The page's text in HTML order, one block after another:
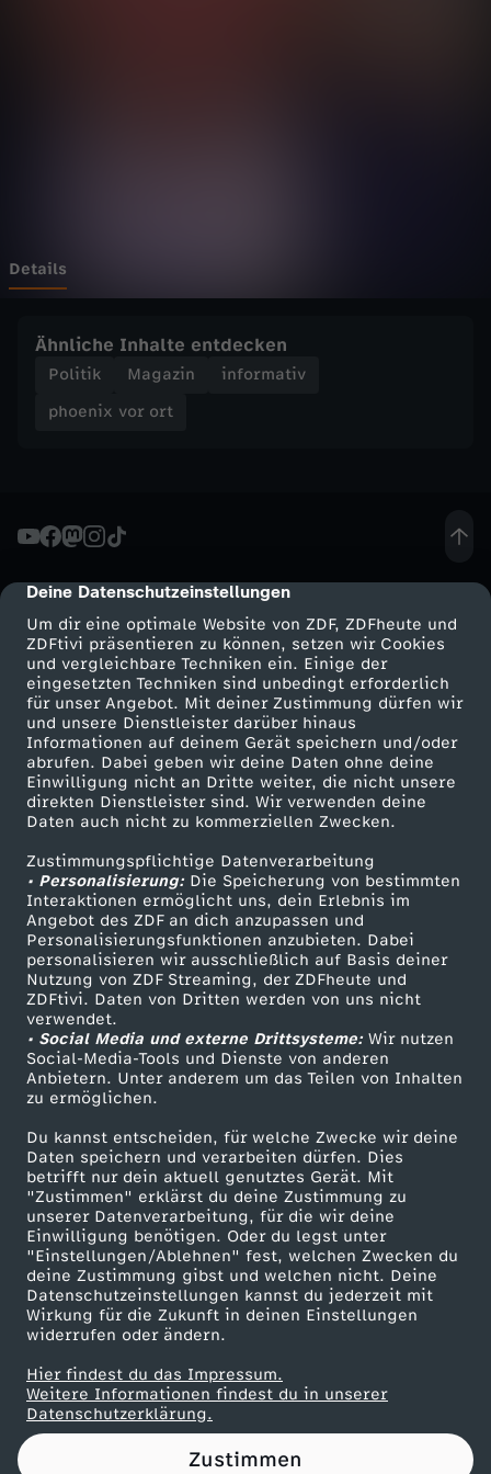
cmp-dialog-description
Deine Datenschutzeinstellungen
Um dir eine optimale Website von ZDF, ZDFheute und
ZDFtivi präsentieren zu können, setzen wir Cookies
und vergleichbare Techniken ein. Einige der
eingesetzten Techniken sind unbedingt erforderlich
für unser Angebot. Mit deiner Zustimmung dürfen wir
und unsere Dienstleister darüber hinaus
Informationen auf deinem Gerät speichern und/oder
abrufen. Dabei geben wir deine Daten ohne deine
Einwilligung nicht an Dritte weiter, die nicht unsere
direkten Dienstleister sind. Wir verwenden deine
Daten auch nicht zu kommerziellen Zwecken.
Zustimmungspflichtige Datenverarbeitung
• Personalisierung:Die Speicherung von bestimmten
Interaktionen ermöglicht uns, dein Erlebnis im
Angebot des ZDF an dich anzupassen und
Personalisierungsfunktionen anzubieten. Dabei
personalisieren wir ausschließlich auf Basis deiner
Nutzung von ZDF Streaming, der ZDFheute und
ZDFtivi. Daten von Dritten werden von uns nicht
verwendet.
• Social Media und externe Drittsysteme:Wir nutzen
Social-Media-Tools und Dienste von anderen
Anbietern. Unter anderem um das Teilen von Inhalten
zu ermöglichen.
Du kannst entscheiden, für welche Zwecke wir deine
Daten speichern und verarbeiten dürfen. Dies
betrifft nur dein aktuell genutztes Gerät. Mit
"Zustimmen" erklärst du deine Zustimmung zu
unserer Datenverarbeitung, für die wir deine
Einwilligung benötigen. Oder du legst unter
"Einstellungen/Ablehnen" fest, welchen Zwecken du
deine Zustimmung gibst und welchen nicht. Deine
Datenschutzeinstellungen kannst du jederzeit mit
Wirkung für die Zukunft in deinen Einstellungen
widerrufen oder ändern.
Hier findest du das Impressum.
Weitere Informationen findest du in unserer
Datenschutzerklärung.
Zustimmen
t
P
f
.
J
ä
g
e
r
z
u
C
h
i
n
a
u
n
d
I
Details
Ähnliche Inhalte entdecken
Politik Magazin
informativ
phoenix vor ort
Mehr ZDF
ZDF-Apps
Smart TV
ZDFtext
Livestreams
Sendungen A-Z
TV-Programm
Service
ZDFmitreden
Kontakt zum ZDF
Tickets
Zuschauerservice
Hilfe
ZDF Unternehmen
Karriere
ZDF goes Schule
Werbefernsehen
Mainzelmännchen
Partner